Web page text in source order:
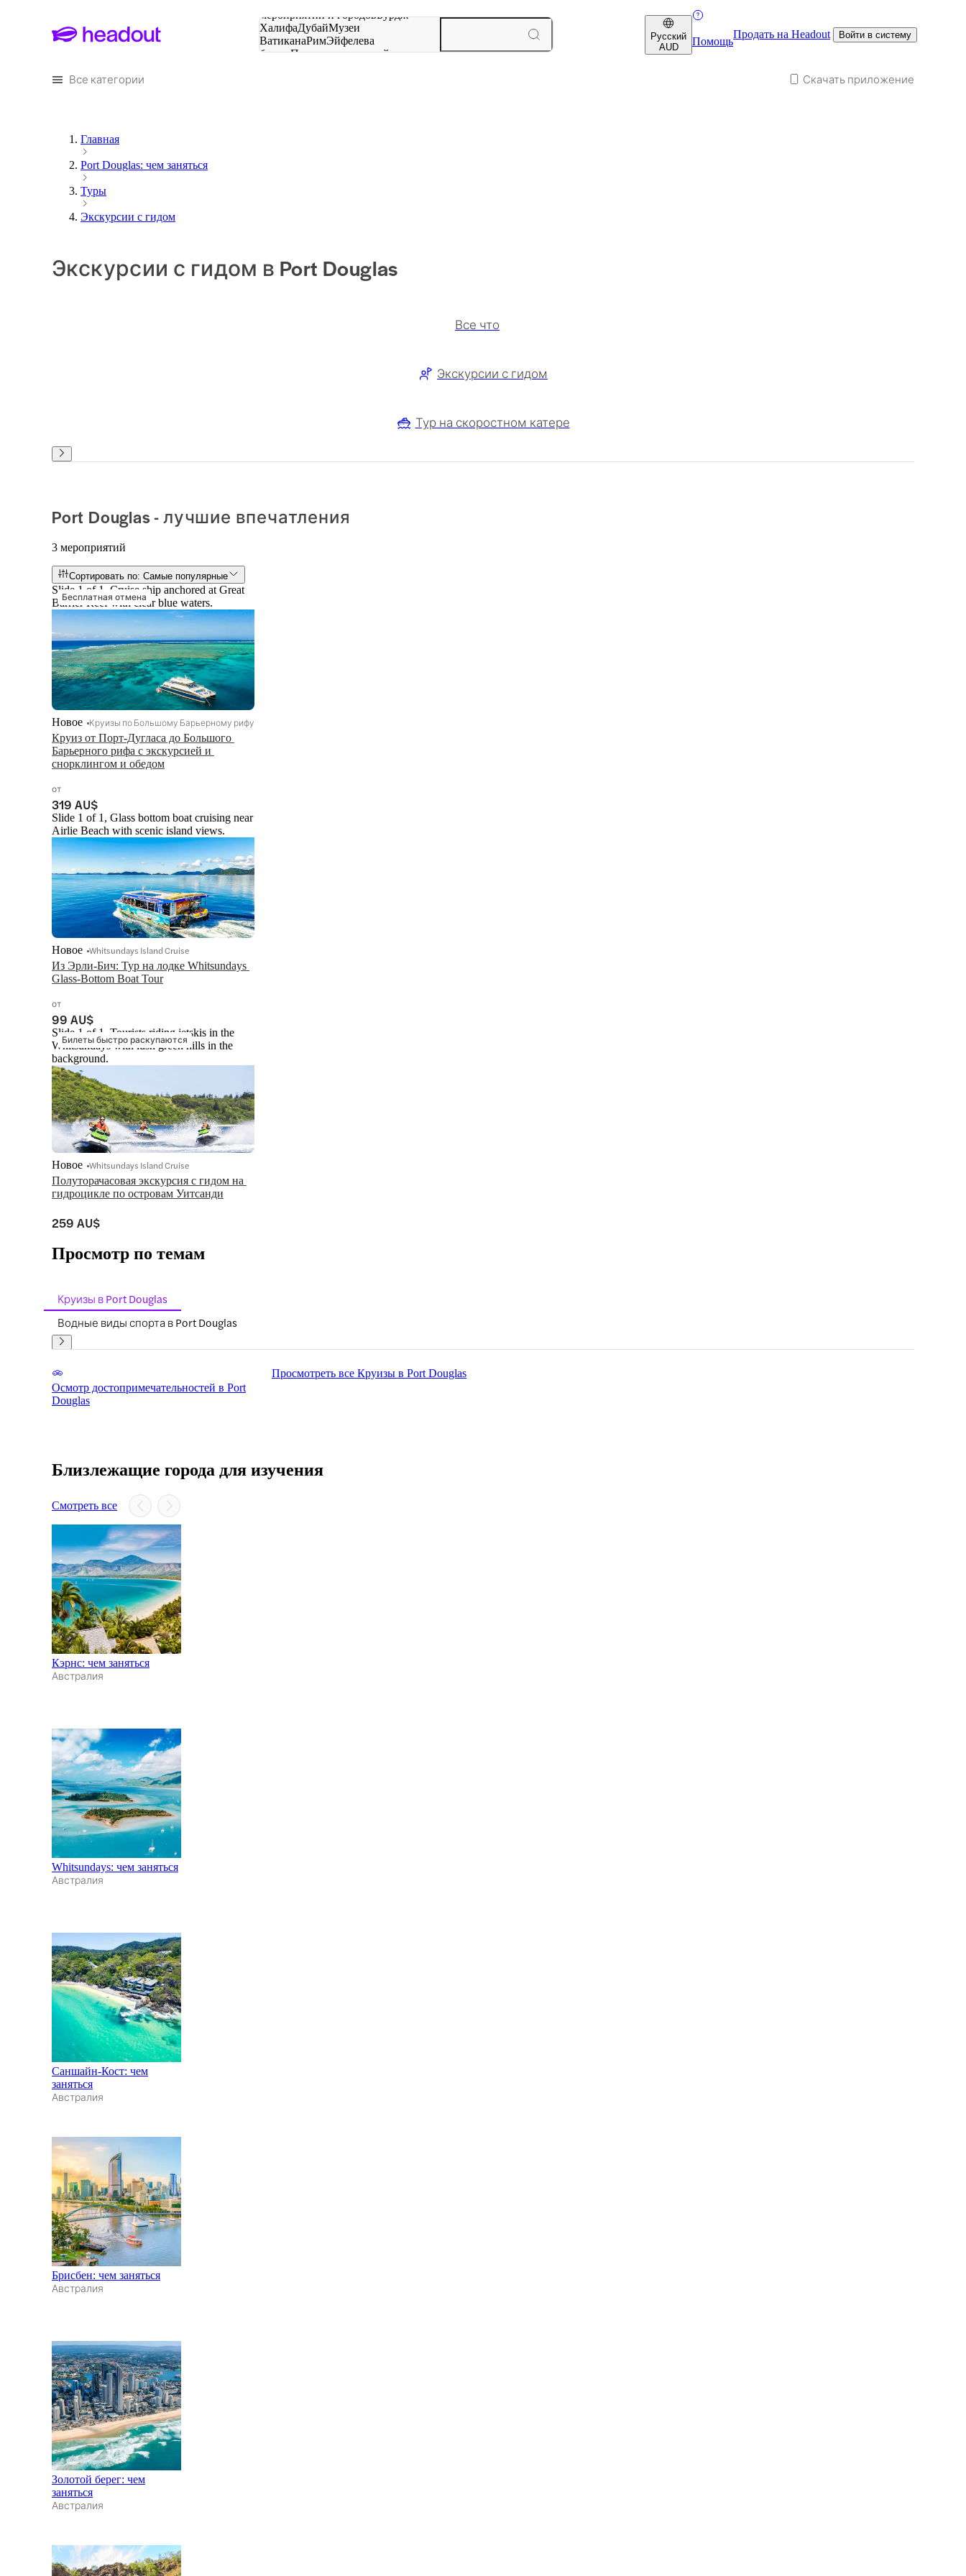
мероприятий и городовБурдж-
ХалифаДубайМузеи
ВатиканаРимЭйфелева
башняПарижмероприятий и
Русский
AUD
Помощь
Продать на Headout Войти в систему
Все категории Скачать приложение
Главная
Port Douglas: чем заняться
Туры
Экскурсии с гидом
Экскурсии с гидом в Port Douglas
Все что
Экскурсии с гидом
Тур на скоростном катере
Port Douglas - лучшие впечатления
3 мероприятий
Сортировать по: Самые популярные
Бесплатная отмена
Slide 1 of 1, Cruise ship anchored at Great
Barrier Reef with clear blue waters.
Круиз от Порт-Дугласа до Большого
Барьерного рифа с экскурсией и
снорклингом и обедом
Новое Круизы по Большому Барьерному рифу
от
319 AU$
Slide 1 of 1, Glass bottom boat cruising near
Airlie Beach with scenic island views.
Из Эрли-Бич: Тур на лодке Whitsundays
Glass-Bottom Boat Tour
Новое Whitsundays Island Cruise
от
99 AU$
Билеты быстро раскупаются
Slide 1 of 1, Tourists riding jetskis in the
Whitsundays with lush green hills in the
background.
Полуторачасовая экскурсия с гидом на
гидроцикле по островам Уитсанди
Новое Whitsundays Island Cruise
259 AU$
Просмотр по темам
Круизы в Port Douglas
Водные виды спорта в Port Douglas
Осмотр достопримечательностей в Port
Douglas
Просмотреть все Круизы в Port Douglas
Близлежащие города для изучения
Смотреть все
Кэрнс: чем заняться
Австралия
Whitsundays: чем заняться
Австралия
Саншайн-Кост: чем
заняться
Австралия
Брисбен: чем заняться
Австралия
Золотой берег: чем
заняться
Австралия